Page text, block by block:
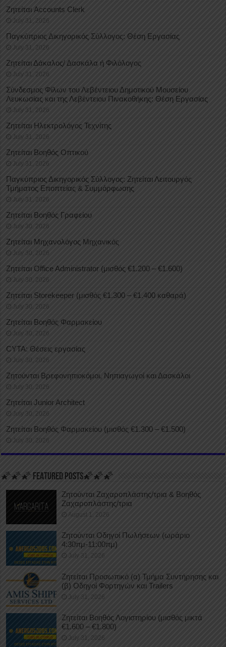
Ζητείται Accounts Clerk
July 31, 2026
Παγκύπριος Δικηγορικός Σύλλογος: Θέση Εργασίας
July 31, 2026
Ζητείται Δάκαλος/ Δασκάλα ή Φιλόλογος
July 31, 2026
Σύνδεσμος Φίλων του Λεβέντειου Δημοτικού Μουσείου
Λευκωσίας και της Λεβέντειου Πινακοθήκης: Θέση Εργασίας
July 31, 2026
Ζητείται Ηλεκτρολόγος Τεχνίτης
July 31, 2026
Ζητείται Βοηθός Οπτικού
July 31, 2026
Παγκύπριος Δικηγορικός Σύλλογος: Ζητείται Λειτουργός
Τμήματος Εποπτείας & Συμμόρφωσης
July 31, 2026
Ζητείται Βοηθός Γραφείου
July 30, 2026
Ζητείται Μηχανολόγος Μηχανικός
July 30, 2026
Ζητείται Office Administrator (μισθός €1.200 – €1.600)
July 30, 2026
Ζητείται Storekeeper (μισθός €1.300 – €1.400 καθαρά)
July 30, 2026
Ζητείται Βοηθός Φαρμακείου
July 30, 2026
CYTA: Θέσεις εργασίας
July 30, 2026
Ζητούνται Βρεφονηπιοκόμοι, Νηπιαγωγοί και Δασκάλοι
July 30, 2026
Ζητείται Junior Architect
July 30, 2026
Ζητείται Βοηθός Φαρμακείου (μισθός €1.300 – €1.500)
July 30, 2026
🌠🌠🌠 FEATURED POSTS🌠🌠🌠
Ζητούνται Ζαχαροπλάστης/τρια & Βοηθός
Ζαχαροπλάστης/τρια
August 1, 2026
Ζητούνται Οδηγοί Πωλήσεων (ωράριο
4:30πμ-11:00πμ)
July 31, 2026
Ζητείται Προσωπικό (α) Τμήμα Συντήρησης και
(β) Οδηγοί Φορτηγών και Trailers
July 31, 2026
Ζητείται Βοηθός Λογιστηρίου (μισθός μικτά
€1.600 – €1.800)
July 31, 2026